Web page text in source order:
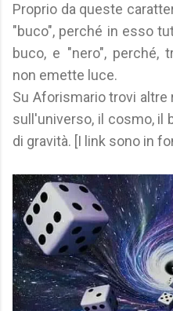
Proprio da queste
"buco", perché in esso
buco, e "nero", perché,
non emette luce.
Su Aforismario trovi
sull'universo, il cosmo, il
di gravità. [I link sono in